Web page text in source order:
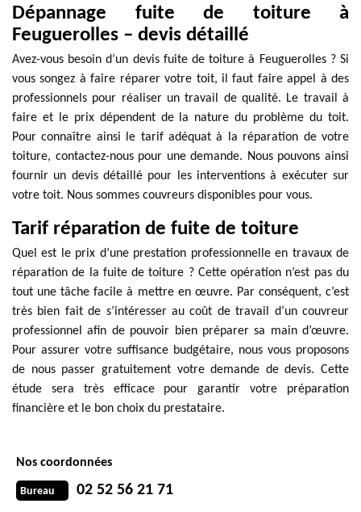
Dépannage fuite de toiture à
Feuguerolles – devis détaillé
Avez-vous besoin d’un devis fuite de toiture à Feuguerolles ? Si
vous songez à faire réparer votre toit, il faut faire appel à des
professionnels pour réaliser un travail de qualité. Le travail à
faire et le prix dépendent de la nature du problème du toit.
Pour connaître ainsi le tarif adéquat à la réparation de votre
toiture, contactez-nous pour une demande. Nous pouvons ainsi
fournir un devis détaillé pour les interventions à exécuter sur
votre toit. Nous sommes couvreurs disponibles pour vous.
Tarif réparation de fuite de toiture
Quel est le prix d’une prestation professionnelle en travaux de
réparation de la fuite de toiture ? Cette opération n’est pas du
tout une tâche facile à mettre en œuvre. Par conséquent, c’est
très bien fait de s’intéresser au coût de travail d’un couvreur
professionnel afin de pouvoir bien préparer sa main d’œuvre.
Pour assurer votre suffisance budgétaire, nous vous proposons
de nous passer gratuitement votre demande de devis. Cette
étude sera très efficace pour garantir votre préparation
financière et le bon choix du prestataire.
Nos coordonnées
Bureau 02 52 56 21 71